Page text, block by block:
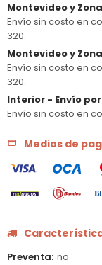
Montevideo y
Envío sin costo en
320.
Montevideo y
Envío sin costo en
320.
Interior - Envío por
Envío sin costo en
Medios de
Preventa no